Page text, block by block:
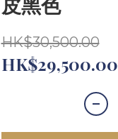
HK$30,500.00
HK$29,500.00